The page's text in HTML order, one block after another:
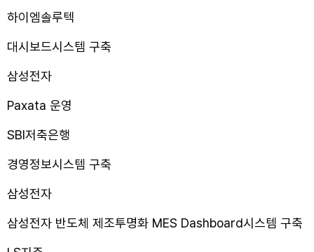
하이엠솔루텍
대시보드시스템 구축
삼성전자
Paxata 운영
SBI저축은행
경영정보시스템 구축
삼성전자
삼성전자 반도체 제조투명화 MES Dashboard시스템 구축